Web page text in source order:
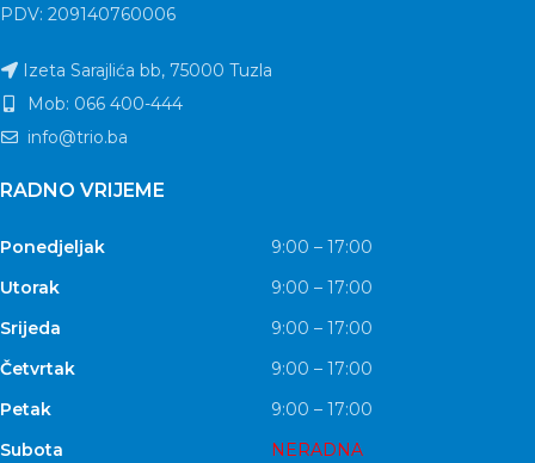
PDV: 209140760006
Izeta Sarajlića bb, 75000 Tuzla
Mob: 066 400-444
info@trio.ba
RADNO VRIJEME
Ponedjeljak
9:00 – 17:00
Utorak
9:00 – 17:00
Srijeda
9:00 – 17:00
Četvrtak
9:00 – 17:00
Petak
9:00 – 17:00
Subota
NERADNA